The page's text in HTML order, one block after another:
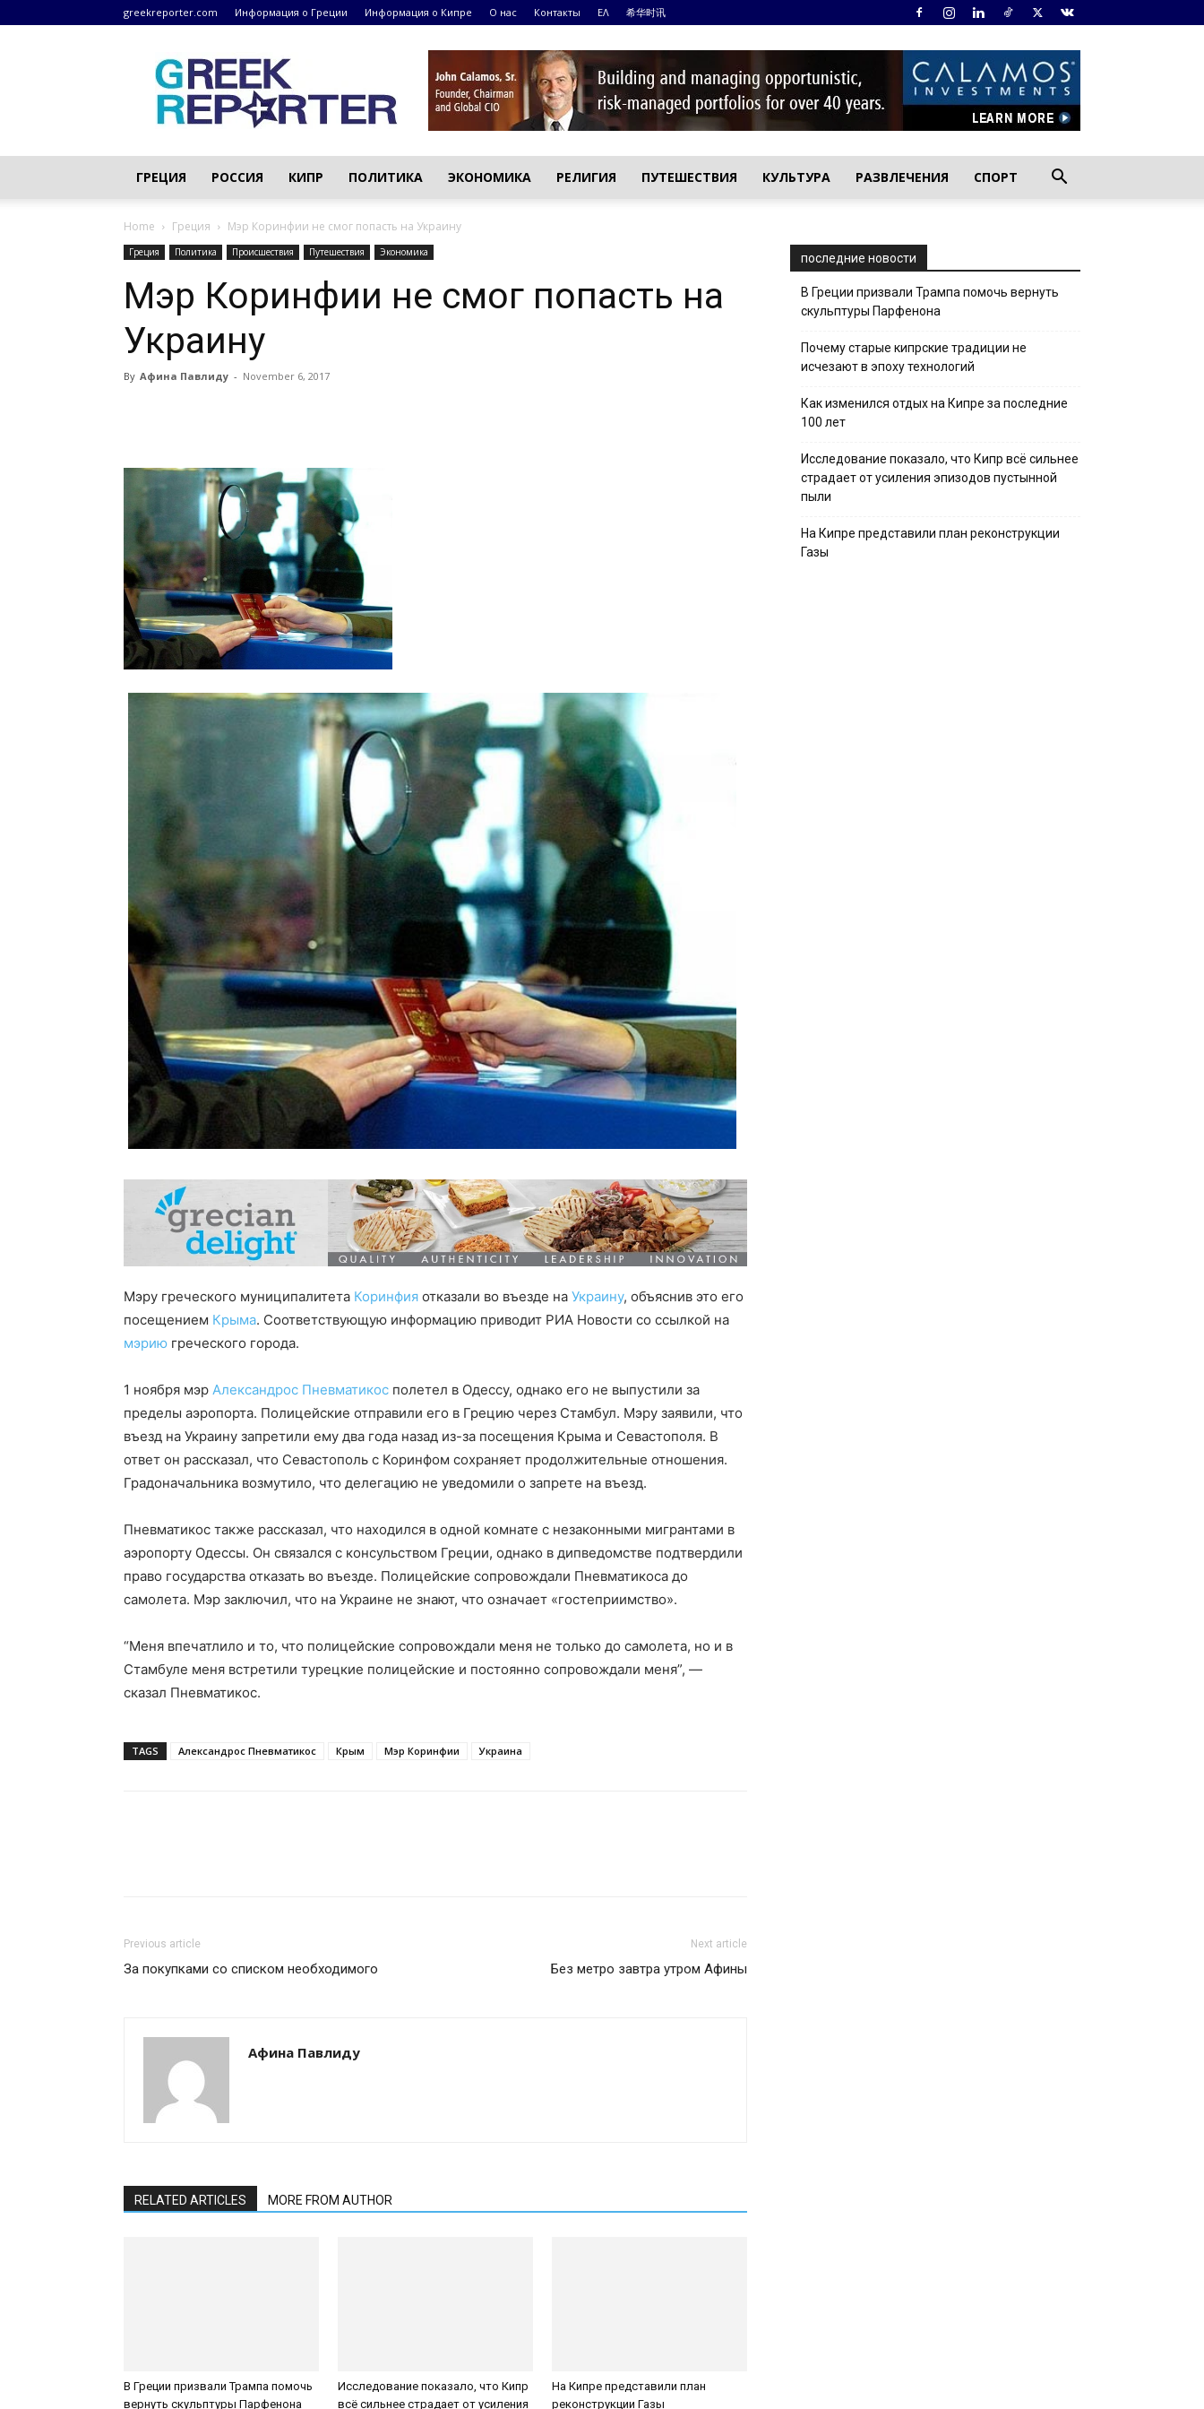
greekreporter.com Информация о Греции Информация о Кипре О нас Контакты ΕΛ 希华时讯
Греческие
новости
–
greekreporter.com
ГРЕЦИЯ РОССИЯ КИПР ПОЛИТИКА ЭКОНОМИКА РЕЛИГИЯ ПУТЕШЕСТВИЯ КУЛЬТУРА РАЗВЛЕЧЕНИЯ СПОРТ
Home Греция Мэр Коринфии не смог попасть на Украину
Греция Политика Происшествия Путешествия Экономика
Мэр Коринфии не смог попасть на
Украину
By Афина Павлиду - November 6, 2017
Мэру греческого муниципалитета Коринфия отказали во въезде на Украину, объяснив это его
посещением Крыма. Соответствующую информацию приводит РИА Новости со ссылкой на
мэрию греческого города.
1 ноября мэр Александрос Пневматикос полетел в Одессу, однако его не выпустили за
пределы аэропорта. Полицейские отправили его в Грецию через Стамбул. Мэру заявили, что
въезд на Украину запретили ему два года назад из-за посещения Крыма и Севастополя. В
ответ он рассказал, что Севастополь с Коринфом сохраняет продолжительные отношения.
Градоначальника возмутило, что делегацию не уведомили о запрете на въезд.
Пневматикос также рассказал, что находился в одной комнате с незаконными мигрантами в
аэропорту Одессы. Он связался с консульством Греции, однако в дипведомстве подтвердили
право государства отказать во въезде. Полицейские сопровождали Пневматикоса до
самолета. Мэр заключил, что на Украине не знают, что означает «гостеприимство».
“Меня впечатлило и то, что полицейские сопровождали меня не только до самолета, но и в
Стамбуле меня встретили турецкие полицейские и постоянно сопровождали меня”, —
сказал Пневматикос.
TAGS Александрос Пневматикос Крым Мэр Коринфии Украина
Previous article
За покупками со списком необходимого
Next article
Без метро завтра утром Афины
Афина Павлиду
RELATED ARTICLES MORE FROM AUTHOR
В Греции призвали Трампа помочь
вернуть скульптуры Парфенона
Исследование показало, что Кипр
всё сильнее страдает от усиления
На Кипре представили план
реконструкции Газы
последние новости
В Греции призвали Трампа помочь вернуть
скульптуры Парфенона
Почему старые кипрские традиции не
исчезают в эпоху технологий
Как изменился отдых на Кипре за последние
100 лет
Исследование показало, что Кипр всё сильнее
страдает от усиления эпизодов пустынной
пыли
На Кипре представили план реконструкции
Газы